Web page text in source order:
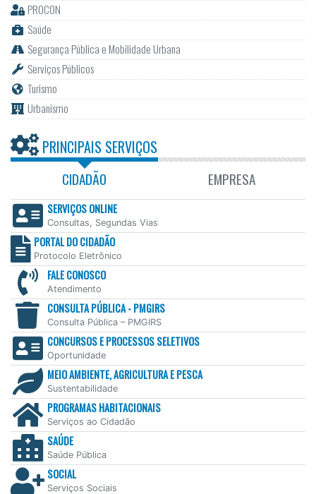
PROCON
Saúde
Segurança Pública e Mobilidade Urbana
Serviços Públicos
Turismo
Urbanismo
PRINCIPAIS SERVIÇOS
CIDADÃO EMPRESA
SERVIÇOS ONLINE
Consultas, Segundas Vias
PORTAL DO CIDADÃO
Protocolo Eletrônico
FALE CONOSCO
Atendimento
CONSULTA PÚBLICA - PMGIRS
Consulta Pública – PMGIRS
CONCURSOS E PROCESSOS SELETIVOS
Oportunidade
MEIO AMBIENTE, AGRICULTURA E PESCA
Sustentabilidade
PROGRAMAS HABITACIONAIS
Serviços ao Cidadão
SAÚDE
Saúde Pública
SOCIAL
Serviços Sociais